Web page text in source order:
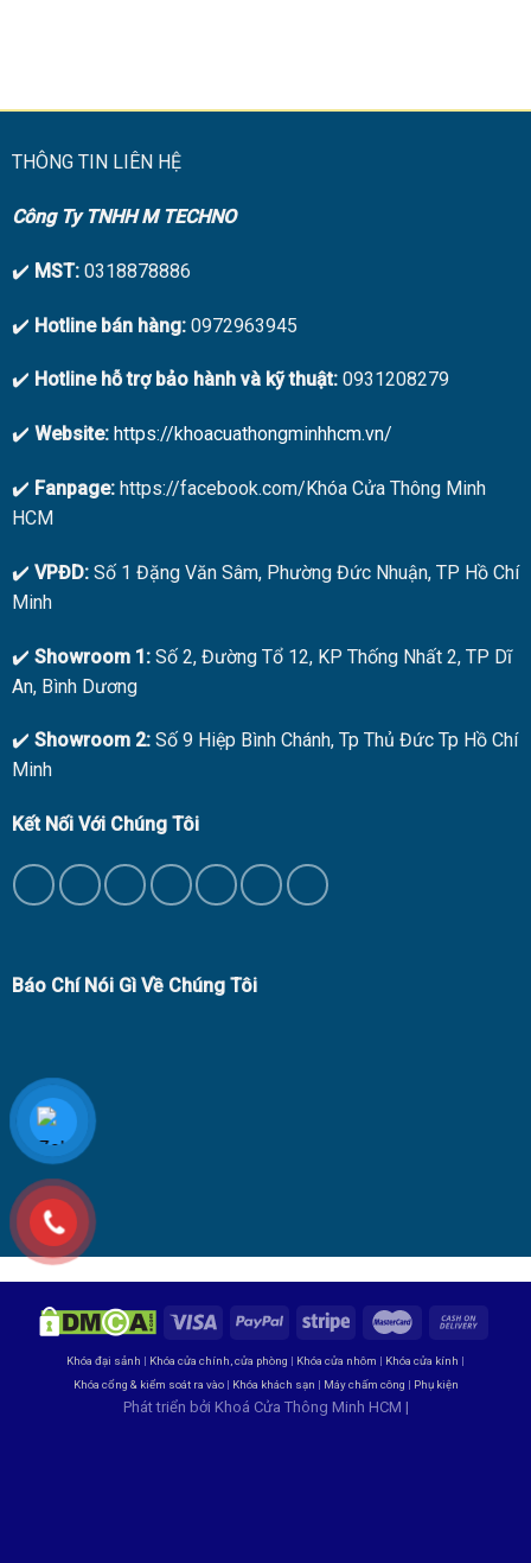
THÔNG TIN LIÊN HỆ
Công Ty TNHH M TECHNO
✔️ MST:0318878886
✔️ Hotline bán hàng:0972963945
✔️ Hotline hỗ trợ bảo hành và kỹ thuật:0931208279
✔️ Website: https://khoacuathongminhhcm.vn/
✔️ Fanpage:https://facebook.com/Khóa Cửa Thông Minh
HCM
✔️ VPĐD: Số 1 Đặng Văn Sâm, Phường Đức Nhuận, TP Hồ Chí
Minh
✔️ Showroom 1:Số 2, Đường Tổ 12, KP Thống Nhất 2, TP Dĩ
An, Bình Dương
✔️ Showroom 2:Số 9 Hiệp Bình Chánh, Tp Thủ Đức Tp Hồ Chí
Minh
Kết Nối Với Chúng Tôi
Báo Chí Nói Gì Về Chúng Tôi
Khóa đại sảnh | Khóa cửa chính, cửa phòng | Khóa cửa nhôm | Khóa cửa kính |
Khóa cổng & kiểm soát ra vào| Khóa khách sạn | Máy chấm công | Phụ kiện
Phát triển bởi Khoá Cửa Thông Minh HCM |